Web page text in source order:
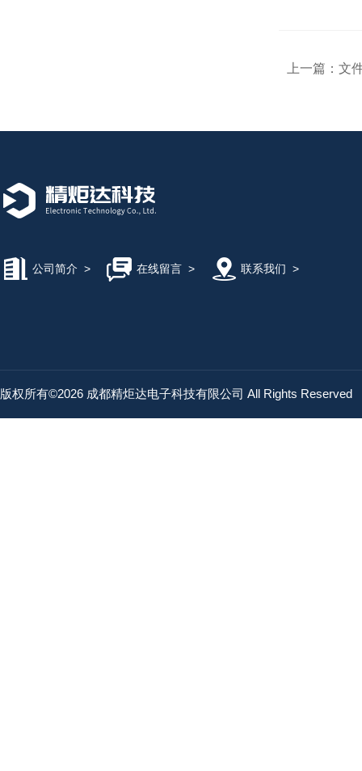
上一篇： 文
公司简介 > 在线留言> 联系我们 >
版权所有©2026 成都精炬达电子科技有限公司 All Rights Reserved